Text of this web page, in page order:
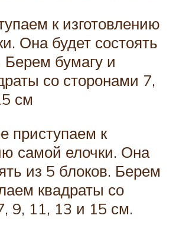
к изготовлению
Она будет состоять
Берем бумагу и
со сторонами 7,
см
приступаем к
самой елочки. Она
из 5 блоков. Берем
квадраты со
9, 11, 13 и 15 см.